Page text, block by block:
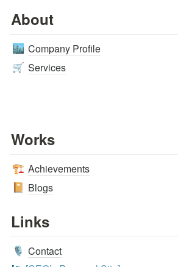
About
🏙️ Company Profile
🛒 Services
Works
🏗️ Achievements
📔 Blogs
Links
🎙️ Contact